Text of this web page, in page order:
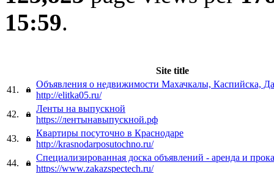
15:59.
Site title
41.
Объявления о недвижимости Махачкалы, Каспийска,
http://elitka05.ru/
42.
Ленты на выпускной
https://лентынавыпускной.рф
43.
Квартиры посуточно в Краснодаре
http://krasnodarposutochno.ru/
44.
Специализированная доска объявлений - аренда и
https://www.zakazspectech.ru/